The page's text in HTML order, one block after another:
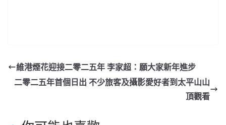
維港煙花迎接二零二五年 李家超：願大家新年進步
二零二五年首個日出 不少旅客及攝影愛好者到太平山山
頂觀看